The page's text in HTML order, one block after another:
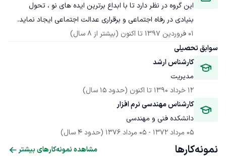
این گروه در نظر دارد تا با ابداع برترین ایده های نو ، تحول
بنیادی در رفاه اجتماعی و برقراری عدالت اجتماعی ایجاد نماید.
01 فروردین 1397
تا اکنون (بیشتر از 8 سال)
سوابق تحصیلی
کارشناس ارشد
مدیریت
12 خرداد 1390
تا اکنون (حدود 15 سال)
کارشناس مهندسی نرم افزار
دانشکده فنی و مهندسی
05 مرداد 1372
- 05 مرداد 1376 (حدود 4 سال)
نمونه‌کارها مشاهده نمونه‌کارهای بیشتر